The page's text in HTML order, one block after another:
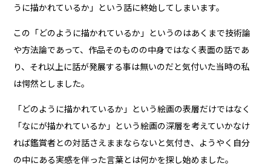
うに描かれているか」という話に終始してしまいます。
この「どのように描かれているか」というのはあくまで技術論
や方法論であって、作品そのものの中身ではなく表面の話であ
り、それ以上に話が発展する事は無いのだと気付いた当時の私
は愕然としました。
「どのように描かれているか」という絵画の表層だけではなく
「なにが描かれているか」という絵画の深層を考えていかなけ
れば鑑賞者との対話さえままならないと気付き、ようやく自分
の中にある実感を伴った言葉とは何かを探し始めました。